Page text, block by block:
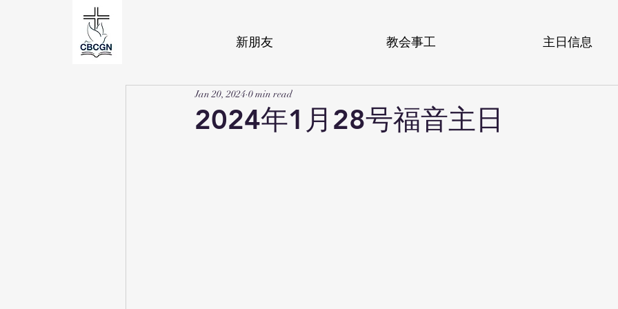
新朋友 教会事工 主日信息
2024年1月28号福音主日
Jan 20, 2024 0 min read